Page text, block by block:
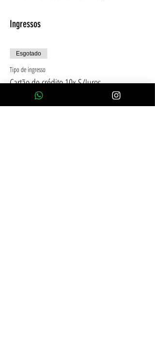
Ingressos
Esgotado
Tipo de ingresso
Cartão de crédito 10x S/Juros
Mais informações